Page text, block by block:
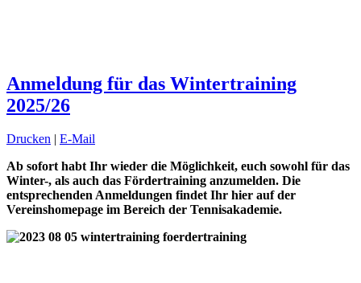
Anmeldung für das Wintertraining
2025/26
Drucken
E-Mail
Ab sofort habt Ihr wieder die Möglichkeit, euch sowohl für das
Winter-, als auch das Fördertraining anzumelden. Die
entsprechenden Anmeldungen findet Ihr hier auf der
Vereinshomepage im Bereich der Tennisakademie.